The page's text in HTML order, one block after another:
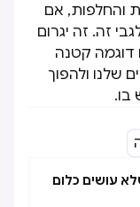
והחלפות, אם
זה. זה יגרום
דוגמה קטנה
שלנו ולהפוך
בו.
עושים כלום